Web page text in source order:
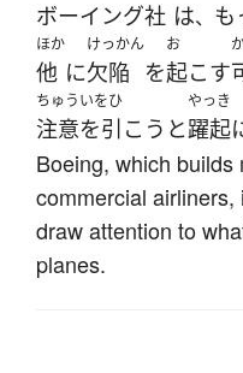
ボーイング社 は、 も
ほか
他 に
けっかん
欠陥 を
お
起こす
ちゅういをひ
注意を引こう と
やっき
躍起
Boeing, which
commercial
draw attention to
planes.